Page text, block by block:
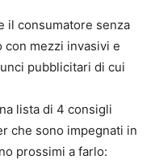
il consumatore senza
mezzi invasivi e
pubblicitari di cui
lista di 4 consigli
che sono impegnati in
prossimi a farlo: